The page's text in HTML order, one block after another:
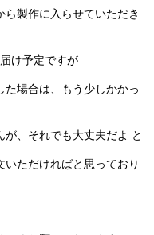
製作に入らせていただき
け予定ですが
場合は、もう少しかかっ
、それでも大丈夫だよ と
ただければと思っており